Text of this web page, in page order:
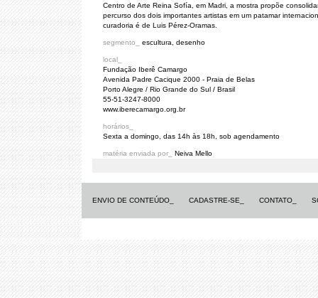
Centro de Arte Reina Sofía, em Madri, a mostra propõe
percurso dos dois importantes artistas em um patamar
curadoria é de Luis Pérez-Oramas.
segmento_ escultura, desenho
local_
Fundação Iberê Camargo
Avenida Padre Cacique 2000 - Praia de Belas
Porto Alegre / Rio Grande do Sul / Brasil
55-51-3247-8000
www.iberecamargo.org.br
horários_
Sexta a domingo, das 14h às 18h, sob agendamento
matéria enviada por_ Neiva Mello
ENVIO DE CONTEÚDO_ CADASTRE-SE_ CONTATO_